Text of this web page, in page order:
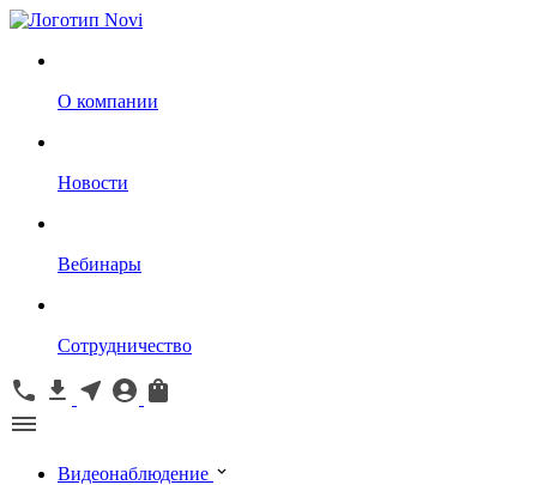
О компании
Новости
Вебинары
Сотрудничество
Видеонаблюдение